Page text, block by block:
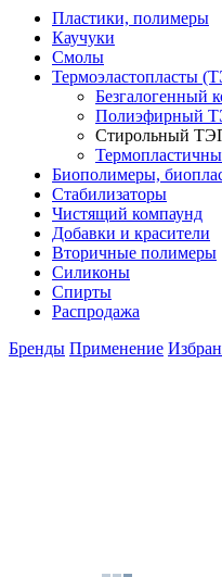
Пластики, полимеры
Каучуки
Смолы
Термоэластопласты
Безгалогенный
Полиэфирный
Стирольный
Биополимеры,
Стабилизаторы
Чистящий компаунд
Добавки и красители
Вторичные полимеры
Силиконы
Спирты
Распродажа
Бренды Применение